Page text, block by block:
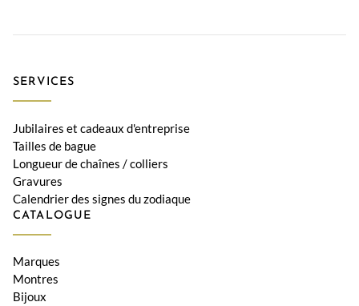
SERVICES
Jubilaires et cadeaux d'entreprise
Tailles de bague
Longueur de chaînes / colliers
Gravures
Calendrier des signes du zodiaque
CATALOGUE
Marques
Montres
Bijoux